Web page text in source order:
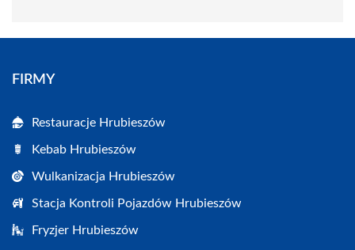
FIRMY
Restauracje Hrubieszów
Kebab Hrubieszów
Wulkanizacja Hrubieszów
Stacja Kontroli Pojazdów Hrubieszów
Fryzjer Hrubieszów